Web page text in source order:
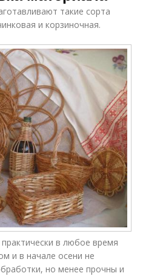
такие сорта
и корзиночная.
в любое время
и в начале осени не
но менее прочны и